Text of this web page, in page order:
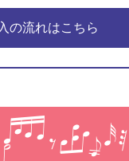
の流れはこちら